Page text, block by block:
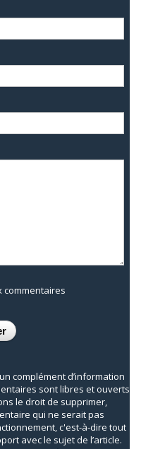
complément d’information
sont libres et ouverts
le droit de supprimer,
qui ne serait pas
c'est-à-dire tout
avec le sujet de l’article.